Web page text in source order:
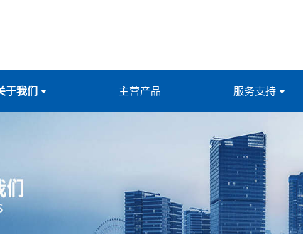
于我们 主营产品 服务支持